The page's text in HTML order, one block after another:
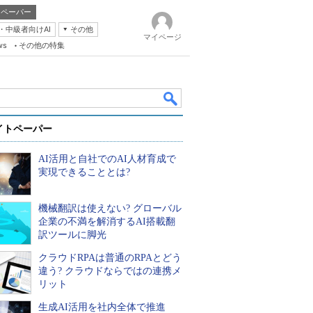
ーパー
中級者向けAI
その他
その他の特集
マイページ
トペーパー
AI活用と自社でのAI人材育成で
実現できることとは?
機械翻訳は使えない? グローバル
企業の不満を解消するAI搭載翻
訳ツールに脚光
クラウドRPAは普通のRPAとどう
違う? クラウドならではの連携メ
リット
生成AI活用を社内全体で推進